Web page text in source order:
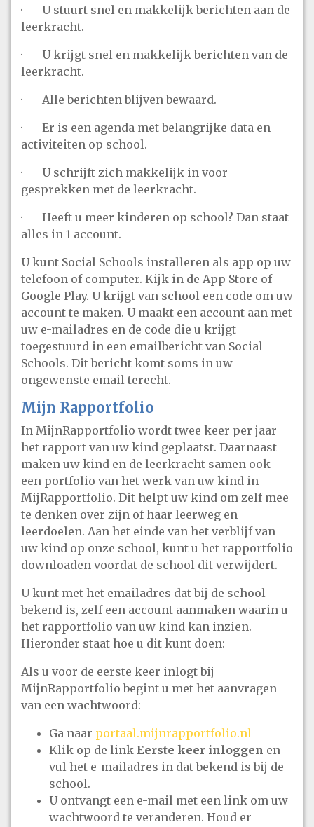
· U stuurt snel en makkelijk berichten aan de
leerkracht.
· U krijgt snel en makkelijk berichten van de
leerkracht.
· Alle berichten blijven bewaard.
· Er is een agenda met belangrijke data en
activiteiten op school.
· U schrijft zich makkelijk in voor
gesprekken met de leerkracht.
· Heeft u meer kinderen op school? Dan staat
alles in 1 account.
U kunt Social Schools installeren als app op uw
telefoon of computer. Kijk in de App Store of
Google Play. U krijgt van school een code om uw
account te maken. U maakt een account aan met
uw e-mailadres en de code die u krijgt
toegestuurd in een emailbericht van Social
Schools. Dit bericht komt soms in uw
ongewenste email terecht.
Mijn Rapportfolio
In MijnRapportfolio wordt twee keer per jaar
het rapport van uw kind geplaatst. Daarnaast
maken uw kind en de leerkracht samen ook
een portfolio van het werk van uw kind in
MijRapportfolio. Dit helpt uw kind om zelf mee
te denken over zijn of haar leerweg en
leerdoelen. Aan het einde van het verblijf van
uw kind op onze school, kunt u het rapportfolio
downloaden voordat de school dit verwijdert.
U kunt met het emailadres dat bij de school
bekend is, zelf een account aanmaken waarin u
het rapportfolio van uw kind kan inzien.
Hieronder staat hoe u dit kunt doen:
Als u voor de eerste keer inlogt bij
MijnRapportfolio begint u met het aanvragen
van een wachtwoord:
Ga naar portaal.mijnrapportfolio.nl
Klik op de link Eerste keer inloggen en
vul het e-mailadres in dat bekend is bij de
school.
U ontvangt een e-mail met een link om uw
wachtwoord te veranderen. Houd er